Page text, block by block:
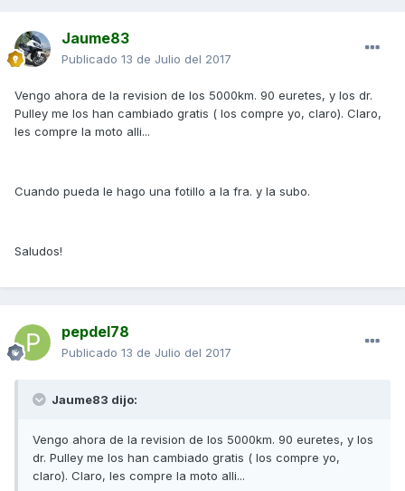
Jaume83
Publicado 13 de Julio del 2017
Vengo ahora de la revision de los 5000km. 90 euretes, y los dr.
Pulley me los han cambiado gratis ( los compre yo, claro). Claro,
les compre la moto alli...
Cuando pueda le hago una fotillo a la fra. y la subo.
Saludos!
pepdel78
Publicado 13 de Julio del 2017
Jaume83 dijo:
Vengo ahora de la revision de los 5000km. 90 euretes, y los
dr. Pulley me los han cambiado gratis ( los compre yo,
claro). Claro, les compre la moto alli...